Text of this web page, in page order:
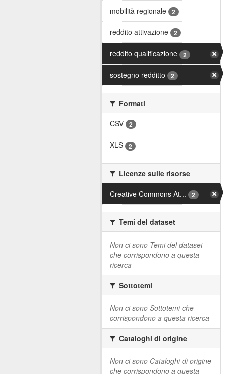
mobilità regionale 2
reddito attivazione 2
reddito qualificazione 2
sostegno redditto 2
Formati
CSV
2
XLS 2
Licenze sulle risorse
Creative Commons At...
2
Temi del dataset
Non ci sono Temi del dataset
che corrispondono a questa
ricerca
Sottotemi
Non ci sono Sottotemi che
corrispondono a questa ricerca
Cataloghi di origine
Non ci sono Cataloghi di origine
che corrispondono a questa